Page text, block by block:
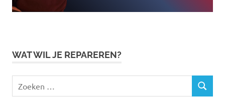
WAT WIL JE REPAREREN?
naar:
ZOEKEN